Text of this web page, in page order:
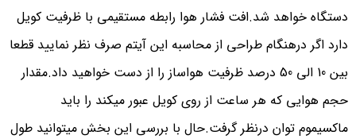
دستگاه خواهد شد.افت فشار هوا رابطه مستقیمی با ظرفیت کویل
دارد اگر درهنگام طراحی از محاسبه این آیتم صرف نظر نمایید قطعا
بین 10 الی 50 درصد ظرفیت هواساز را از دست خواهید داد.مقدار
حجم هوایی که هر ساعت از روی کویل عبور میکند را باید
ماکسیموم توان درنظر گرفت.حال با بررسی این بخش میتوانید طول